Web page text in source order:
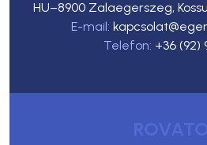
HU–8900 Zalaegerszeg,
E-mail:
Telefon: +36 (92)